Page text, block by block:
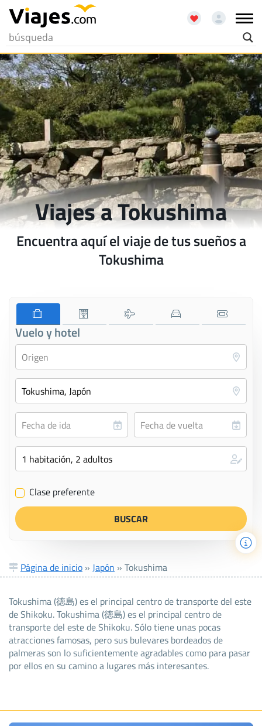
Viajes a Tokushima
Encuentra aquí el viaje de tus sueños a
Tokushima
Vuelo y hotel
✔ Clase preferente
Página de inicio » Japón » Tokushima
Tokushima (徳島) es el principal centro de transporte del este
de Shikoku. Tokushima (徳島) es el principal centro de
transporte del este de Shikoku. Sólo tiene unas pocas
atracciones famosas, pero sus bulevares bordeados de
palmeras son lo suficientemente agradables como para pasar
por ellos en su camino a lugares más interesantes.